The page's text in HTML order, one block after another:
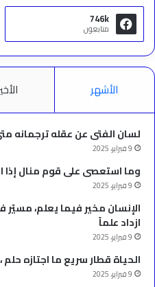
746k
متابعون
الأشهر
لسان الفتى عن عقله ترجمانه
9 فبراير، 2025
وما استعصى على قوم منال إذا
9 فبراير، 2025
الإنسان مخير فيما يعلم، مسيّر
ازداد علماً
9 فبراير، 2025
الحياة قطار سريع ما اجتازه
9 فبراير، 2025